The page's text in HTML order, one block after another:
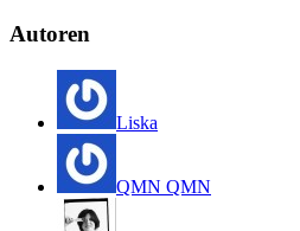
Autoren
Liska
QMN QMN